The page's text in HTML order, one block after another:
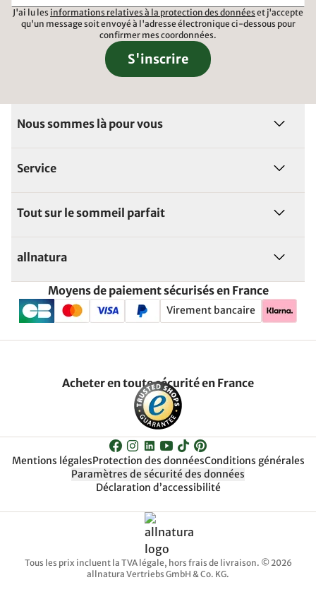
J'ai lu les informations relatives à la protection des données et j'accepte
qu'un message soit envoyé à l'adresse électronique ci-dessous pour
confirmer mes coordonnées.
S'inscrire
Nous sommes là pour vous
Service
Tout sur le sommeil parfait
allnatura
Moyens de paiement sécurisés en France
Virement bancaire
Acheter en toute sécurité en France
Mentions légalesProtection des donnéesConditions générales
Paramètres de sécurité des données
Déclaration d’accessibilité
Tous les prix incluent la TVA légale, hors frais de livraison. © 2026
allnatura Vertriebs GmbH & Co. KG.